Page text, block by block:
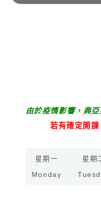
由於疫情影響，典
若有確定開
星期一
Monday
星期